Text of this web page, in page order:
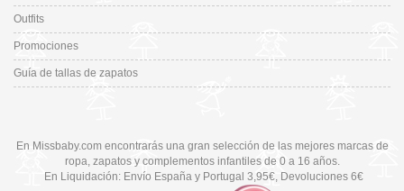
Outfits
Promociones
Guía de tallas de zapatos
En Missbaby.com encontrarás una gran selección de las mejores marcas de
ropa, zapatos y complementos infantiles de 0 a 16 años.
En Liquidación: Envío España y Portugal 3,95€, Devoluciones 6€